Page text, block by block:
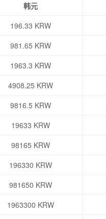
韩元
196.33 KRW
981.65 KRW
1963.3 KRW
4908.25 KRW
9816.5 KRW
19633 KRW
98165 KRW
196330 KRW
981650 KRW
1963300 KRW